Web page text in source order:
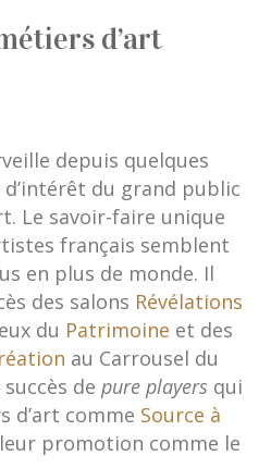
d’art
depuis quelques
du grand public
Le savoir-faire unique
français semblent
en plus de monde. Il
des salons Révélations
du Patrimoine et des
au Carrousel du
succès depure players qui
d’art comme Source à
promotion comme le